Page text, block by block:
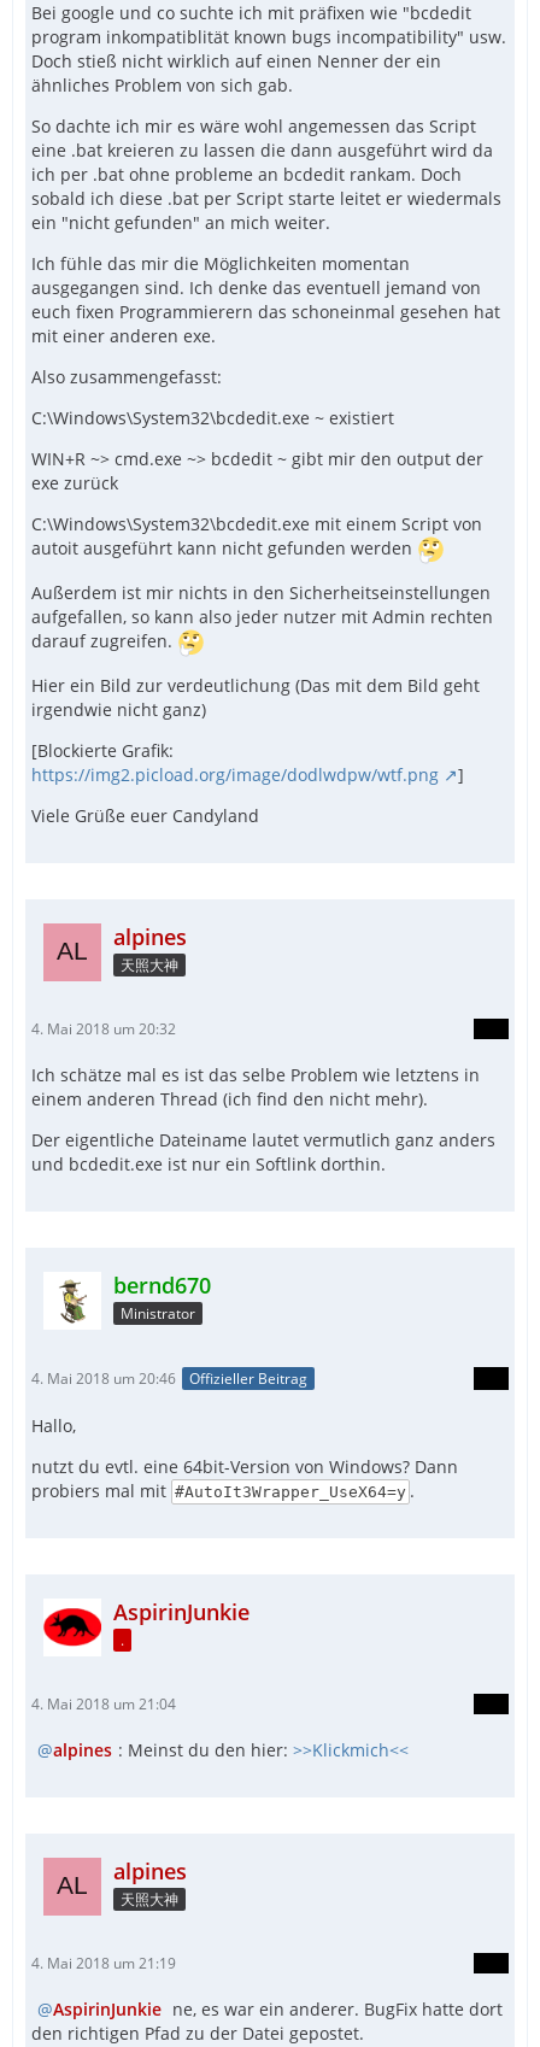
Bei google und co suchte ich mit präfixen wie "bcdedit
program inkompatiblität known bugs incompatibility" usw.
Doch stieß nicht wirklich auf einen Nenner der ein
ähnliches Problem von sich gab.
So dachte ich mir es wäre wohl angemessen das Script
eine .bat kreieren zu lassen die dann ausgeführt wird da
ich per .bat ohne probleme an bcdedit rankam. Doch
sobald ich diese .bat per Script starte leitet er wiedermals
ein "nicht gefunden" an mich weiter.
Ich fühle das mir die Möglichkeiten momentan
ausgegangen sind. Ich denke das eventuell jemand von
euch fixen Programmierern das schoneinmal gesehen hat
mit einer anderen exe.
Also zusammengefasst:
C:\Windows\System32\bcdedit.exe ~ existiert
WIN+R ~> cmd.exe ~> bcdedit ~ gibt mir den output der
exe zurück
C:\Windows\System32\bcdedit.exe mit einem Script von
autoit ausgeführt kann nicht gefunden werden
Außerdem ist mir nichts in den Sicherheitseinstellungen
aufgefallen, so kann also jeder nutzer mit Admin rechten
darauf zugreifen.
Hier ein Bild zur verdeutlichung (Das mit dem Bild geht
irgendwie nicht ganz)
[Blockierte Grafik:
https://img2.picload.org/image/dodlwdpw/wtf.png
]
Viele Grüße euer Candyland
alpines
天照大神
4. Mai 2018 um 20:32
Ich schätze mal es ist das selbe Problem wie letztens in
einem anderen Thread (ich find den nicht mehr).
Der eigentliche Dateiname lautet vermutlich ganz anders
und bcdedit.exe ist nur ein Softlink dorthin.
bernd670
Ministrator
4. Mai 2018 um 20:46 Offizieller Beitrag
Hallo,
nutzt du evtl. eine 64bit-Version von Windows? Dann
probiers mal mit #AutoIt3Wrapper_UseX64=y .
AspirinJunkie
.
4. Mai 2018 um 21:04
alpines : Meinst du den hier: >>Klickmich<<
alpines
天照大神
4. Mai 2018 um 21:19
AspirinJunkie ne, es war ein anderer. BugFix hatte dort
den richtigen Pfad zu der Datei gepostet.